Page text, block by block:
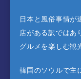
日本と風俗事情が
店がある訳ではあ
グルメを楽しむ観
韓国のソウルで主